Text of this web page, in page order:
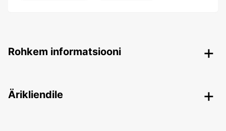
Rohkem informatsiooni
Ärikliendile